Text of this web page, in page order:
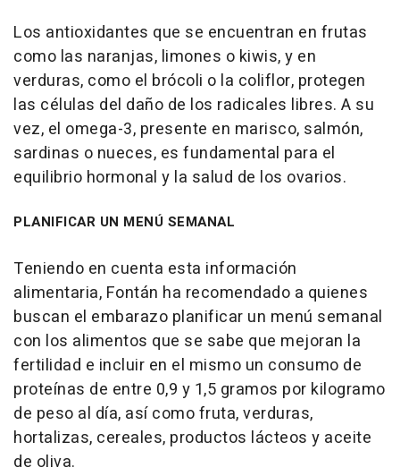
Los antioxidantes que se encuentran en frutas
como las naranjas, limones o kiwis, y en
verduras, como el brócoli o la coliflor, protegen
las células del daño de los radicales libres. A su
vez, el omega-3, presente en marisco, salmón,
sardinas o nueces, es fundamental para el
equilibrio hormonal y la salud de los ovarios.
PLANIFICAR UN MENÚ SEMANAL
Teniendo en cuenta esta información
alimentaria, Fontán ha recomendado a quienes
buscan el embarazo planificar un menú semanal
con los alimentos que se sabe que mejoran la
fertilidad e incluir en el mismo un consumo de
proteínas de entre 0,9 y 1,5 gramos por kilogramo
de peso al día, así como fruta, verduras,
hortalizas, cereales, productos lácteos y aceite
de oliva.